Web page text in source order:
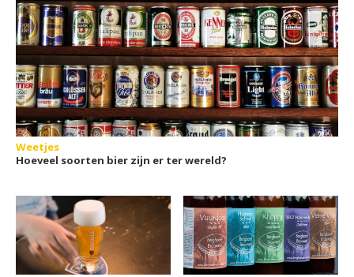
Weetjes
Hoeveel soorten bier zijn er ter wereld?